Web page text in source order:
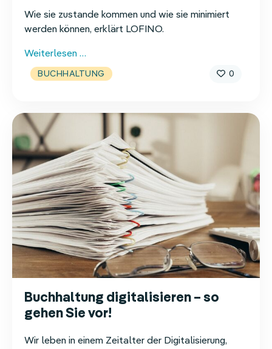
0
Wie sie zustande kommen und wie sie minimiert
werden können, erklärt LOFINO.
Weiterlesen …
Kosten
–
Kosten
minimiert
werden?
BUCHHALTUNG
Buchhaltung digitalisieren – so
gehen Sie vor!
Wir leben in einem Zeitalter der Digitalisierung,